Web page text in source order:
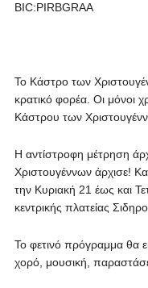
BIC:PIRBGRAA
Το Κάστρο των
κρατικό φορέα. Οι μόνοι
Κάστρου των
Η αντίστροφη μέτρηση
Χριστουγέννων άρχισε!
την Κυριακή 21 έως και
κεντρικής πλατείας
Το φετινό πρόγραμμα θα
χορό, μουσική,